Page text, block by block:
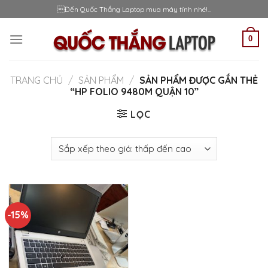
to
content
Đến Quốc Thắng Laptop mua máy tính nhé!...
0
TRANG CHỦ / SẢN PHẨM / SẢN PHẨM ĐƯỢC GẮN THẺ
“HP FOLIO 9480M QUẬN 10”
LỌC
-15%